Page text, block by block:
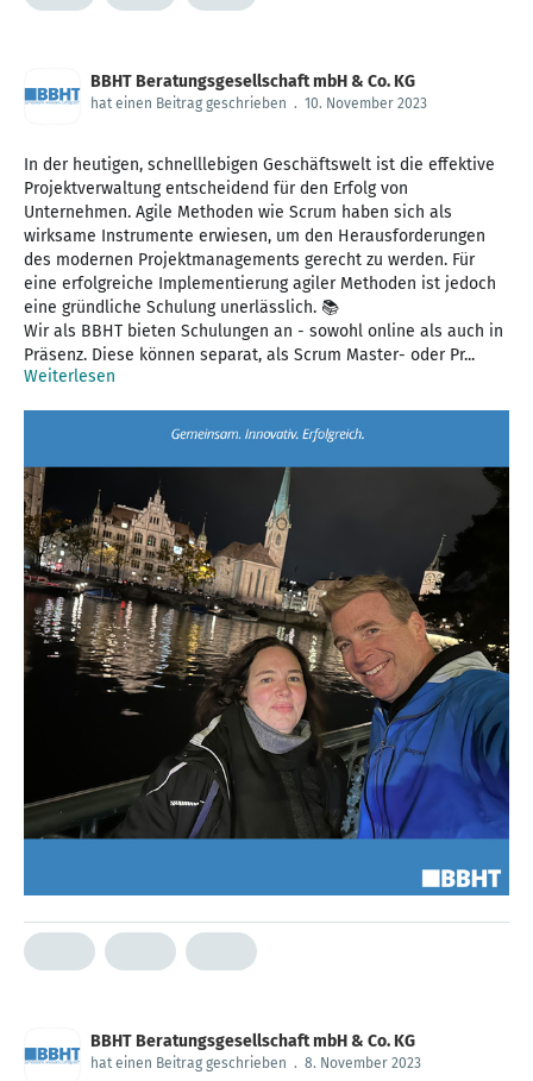
BBHT Beratungsgesellschaft mbH & Co. KG
hat einen Beitrag geschrieben . 10. November 2023
In der heutigen, schnelllebigen Geschäftswelt ist die effektive
Projektverwaltung entscheidend für den Erfolg von
Unternehmen. Agile Methoden wie Scrum haben sich als
wirksame Instrumente erwiesen, um den Herausforderungen
des modernen Projektmanagements gerecht zu werden. Für
eine erfolgreiche Implementierung agiler Methoden ist jedoch
eine gründliche Schulung unerlässlich. 📚
Wir als BBHT bieten Schulungen an - sowohl online als auch in
Präsenz. Diese können separat, als Scrum Master- oder Pr...
Weiterlesen
BBHT Beratungsgesellschaft mbH & Co. KG
hat einen Beitrag geschrieben . 8. November 2023